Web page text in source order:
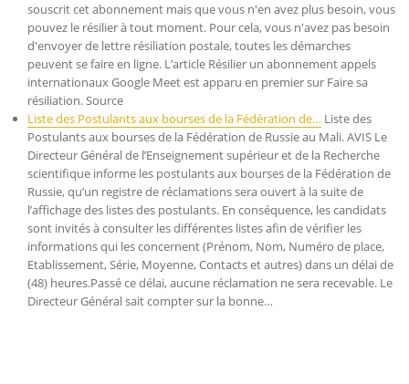
souscrit cet abonnement mais que vous n'en avez plus besoin, vous
pouvez le résilier à tout moment. Pour cela, vous n'avez pas besoin
d'envoyer de lettre résiliation postale, toutes les démarches
peuvent se faire en ligne. L’article Résilier un abonnement appels
internationaux Google Meet est apparu en premier sur Faire sa
résiliation. Source
Liste des Postulants aux bourses de la Fédération de… Liste des
Postulants aux bourses de la Fédération de Russie au Mali. AVIS Le
Directeur Général de l’Enseignement supérieur et de la Recherche
scientifique informe les postulants aux bourses de la Fédération de
Russie, qu’un registre de réclamations sera ouvert à la suite de
l’affichage des listes des postulants. En conséquence, les candidats
sont invités à consulter les différentes listes afin de vérifier les
informations qui les concernent (Prénom, Nom, Numéro de place,
Etablissement, Série, Moyenne, Contacts et autres) dans un délai de
(48) heures.Passé ce délai, aucune réclamation ne sera recevable. Le
Directeur Général sait compter sur la bonne…